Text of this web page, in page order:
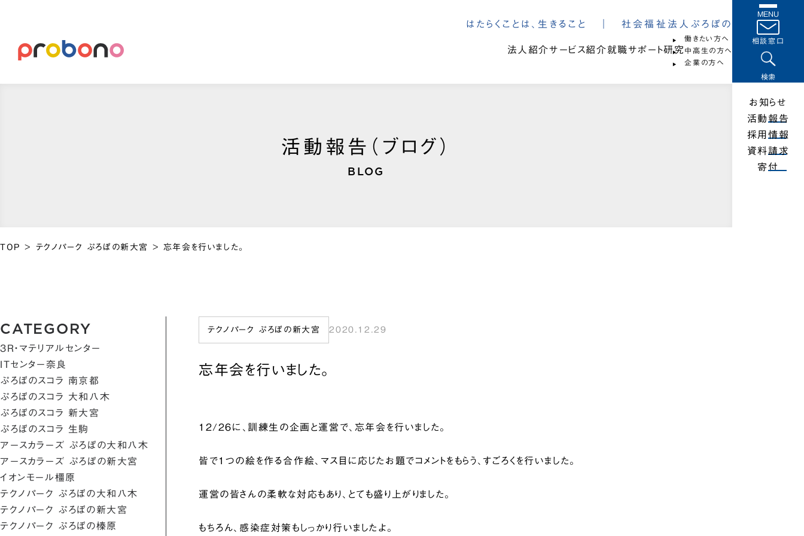
はたらくことは、生きること ｜ 社会福祉法人ぷろぼの
法人紹介サービス紹介就職サポート研究
働きたい方へ
中高生の方へ
企業の方へ
活動報告（ブログ）
BLOG
TOP > テクノパーク ぷろぼの新大宮 > 忘年会を行いました。
CATEGORY
3R・マテリアルセンター
ITセンター奈良
ぷろぼのスコラ 南京都
ぷろぼのスコラ 大和八木
ぷろぼのスコラ 新大宮
ぷろぼのスコラ 生駒
アースカラーズ ぷろぼの大和八木
アースカラーズ ぷろぼの新大宮
イオンモール橿原
テクノパーク ぷろぼの大和八木
テクノパーク ぷろぼの新大宮
テクノパーク ぷろぼの榛原
テクノパーク ぷろぼの新大宮 2020.12.29
忘年会を行いました。
12/26に、訓練生の企画と運営で、忘年会を行いました。
皆で1つの絵を作る合作絵、マス目に応じたお題でコメントをもらう、すごろくを行いました。
運営の皆さんの柔軟な対応もあり、とても盛り上がりました。
もちろん、感染症対策もしっかり行いましたよ。
MENU
相談窓口
検索
お知らせ
活動報告
採用情報
資料請求
寄付